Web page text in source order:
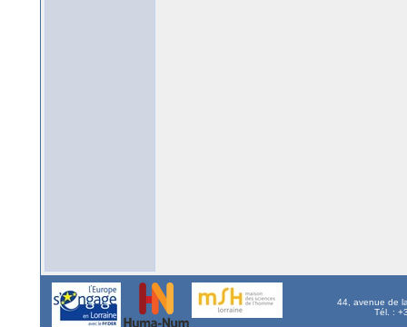
44, avenue de
Tél. :